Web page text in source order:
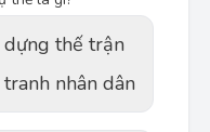
dựng thế trận
nhân dân